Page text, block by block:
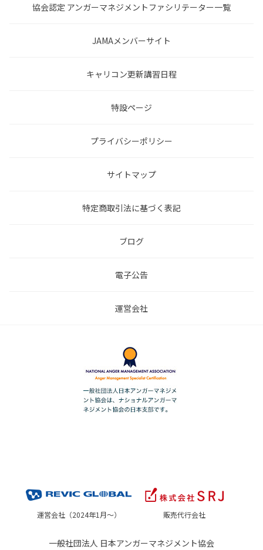
協会認定 アンガーマネジメントファシリテーター一覧
JAMAメンバーサイト
キャリコン更新講習日程
特設ページ
プライバシーポリシー
サイトマップ
特定商取引法に基づく表記
ブログ
電子公告
運営会社
運営会社（2024年1月～） 販売代行会社
一般社団法人 日本アンガーマネジメント協会